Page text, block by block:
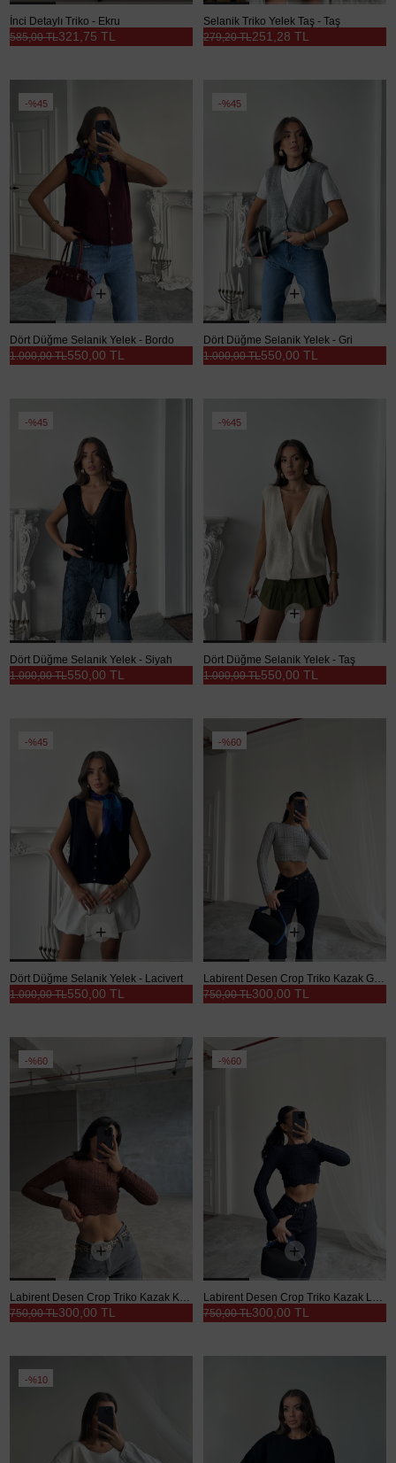
İnci Detaylı Triko - Ekru
321,75 TL
585,00 TL
Selanik Triko Yelek Taş - Taş
251,28 TL
279,20 TL
%45
Dört Düğme Selanik Yelek - Bordo
550,00 TL
1.000,00 TL
%45
Dört Düğme Selanik Yelek - Gri
550,00 TL
1.000,00 TL
%45
Dört Düğme Selanik Yelek - Siyah
550,00 TL
1.000,00 TL
%45
Dört Düğme Selanik Yelek - Taş
550,00 TL
1.000,00 TL
%45
Dört Düğme Selanik Yelek - Lacivert
550,00 TL
1.000,00 TL
%60
Labirent Desen Crop Triko Kazak Gri - Gri
300,00 TL
750,00 TL
%60
Labirent Desen Crop Triko Kazak Kahverengi - Kahverengi
300,00 TL
750,00 TL
%60
Labirent Desen Crop Triko Kazak Lacivert - Lacivert
300,00 TL
750,00 TL
%10